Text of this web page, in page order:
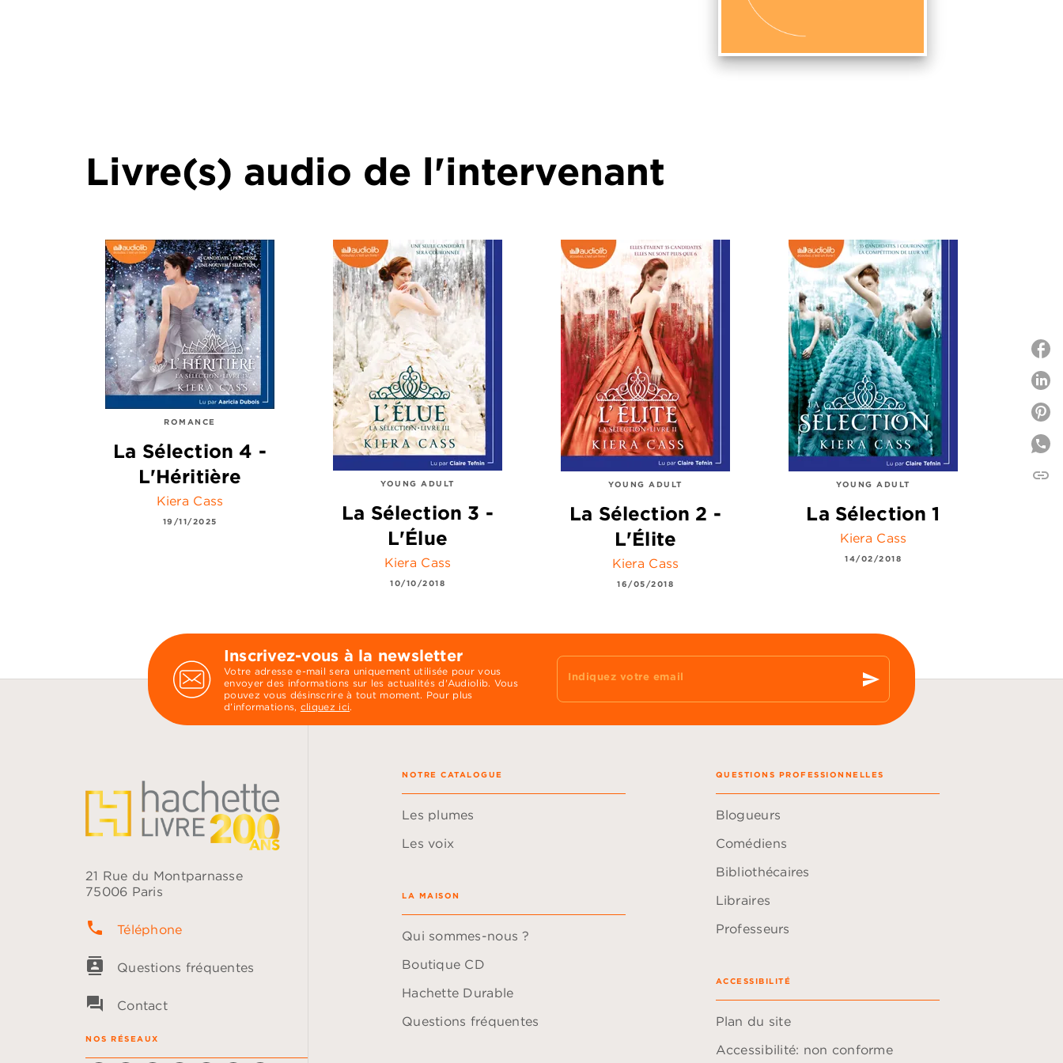
Livre(s) audio de l'intervenant
ROMANCE
La Sélection 4 -
L'Héritière
Kiera Cass
19/11/2025
YOUNG ADULT
La Sélection 3 -
L'Élue
Kiera Cass
10/10/2018
YOUNG ADULT
La Sélection 2 -
L'Élite
Kiera Cass
16/05/2018
YOUNG ADULT
La Sélection 1
Kiera Cass
14/02/2018
link
Inscrivez-vous à la newsletter
Votre adresse e-mail sera uniquement utilisée pour vous
envoyer des informations sur les actualités d'Audiolib. Vous
pouvez vous désinscrire à tout moment. Pour plus
d’informations, cliquez ici.
Indiquez votre email send
21 Rue du Montparnasse
75006 Paris
phone Téléphone
contacts Questions fréquentes
question_answer Contact
NOS RÉSEAUX
NOTRE CATALOGUE
Les plumes
Les voix
LA MAISON
Qui sommes-nous ?
Boutique CD
Hachette Durable
Questions fréquentes
QUESTIONS PROFESSIONNELLES
Blogueurs
Comédiens
Bibliothécaires
Libraires
Professeurs
ACCESSIBILITÉ
Plan du site
Accessibilité: non conforme